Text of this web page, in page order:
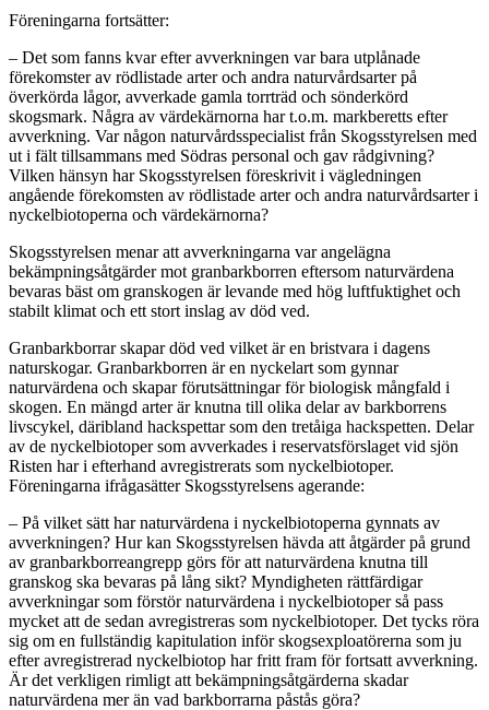
Föreningarna fortsätter:
– Det som fanns kvar efter avverkningen var bara utplånade
förekomster av rödlistade arter och andra naturvårdsarter på
överkörda lågor, avverkade gamla torrträd och sönderkörd
skogsmark. Några av värdekärnorna har t.o.m. markberetts efter
avverkning. Var någon naturvårdsspecialist från Skogsstyrelsen med
ut i fält tillsammans med Södras personal och gav rådgivning?
Vilken hänsyn har Skogsstyrelsen föreskrivit i vägledningen
angående förekomsten av rödlistade arter och andra naturvårdsarter i
nyckelbiotoperna och värdekärnorna?
Skogsstyrelsen menar att avverkningarna var angelägna
bekämpningsåtgärder mot granbarkborren eftersom naturvärdena
bevaras bäst om granskogen är levande med hög luftfuktighet och
stabilt klimat och ett stort inslag av död ved.
Granbarkborrar skapar död ved vilket är en bristvara i dagens
naturskogar. Granbarkborren är en nyckelart som gynnar
naturvärdena och skapar förutsättningar för biologisk mångfald i
skogen. En mängd arter är knutna till olika delar av barkborrens
livscykel, däribland hackspettar som den tretåiga hackspetten. Delar
av de nyckelbiotoper som avverkades i reservatsförslaget vid sjön
Risten har i efterhand avregistrerats som nyckelbiotoper.
Föreningarna ifrågasätter Skogsstyrelsens agerande:
– På vilket sätt har naturvärdena i nyckelbiotoperna gynnats av
avverkningen? Hur kan Skogsstyrelsen hävda att åtgärder på grund
av granbarkborreangrepp görs för att naturvärdena knutna till
granskog ska bevaras på lång sikt? Myndigheten rättfärdigar
avverkningar som förstör naturvärdena i nyckelbiotoper så pass
mycket att de sedan avregistreras som nyckelbiotoper. Det tycks röra
sig om en fullständig kapitulation inför skogsexploatörerna som ju
efter avregistrerad nyckelbiotop har fritt fram för fortsatt avverkning.
Är det verkligen rimligt att bekämpningsåtgärderna skadar
naturvärdena mer än vad barkborrarna påstås göra?